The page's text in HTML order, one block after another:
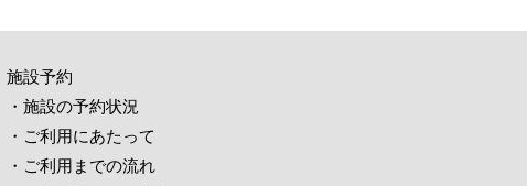
施設予約
・施設の予約状況
・ご利用にあたって
・ご利用までの流れ